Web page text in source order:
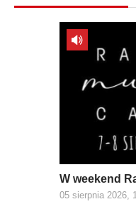
W weekend
05 sierpnia 2026,